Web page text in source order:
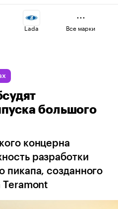
Lada
Volga
Все марки
большого
концерна
разработки
пикапа, созданного
Teramont